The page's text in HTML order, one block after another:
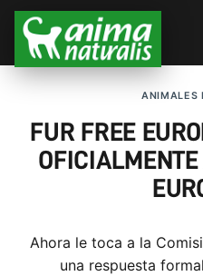
ANIMALES
FUR FREE
Ahora le toca a la
una respuesta